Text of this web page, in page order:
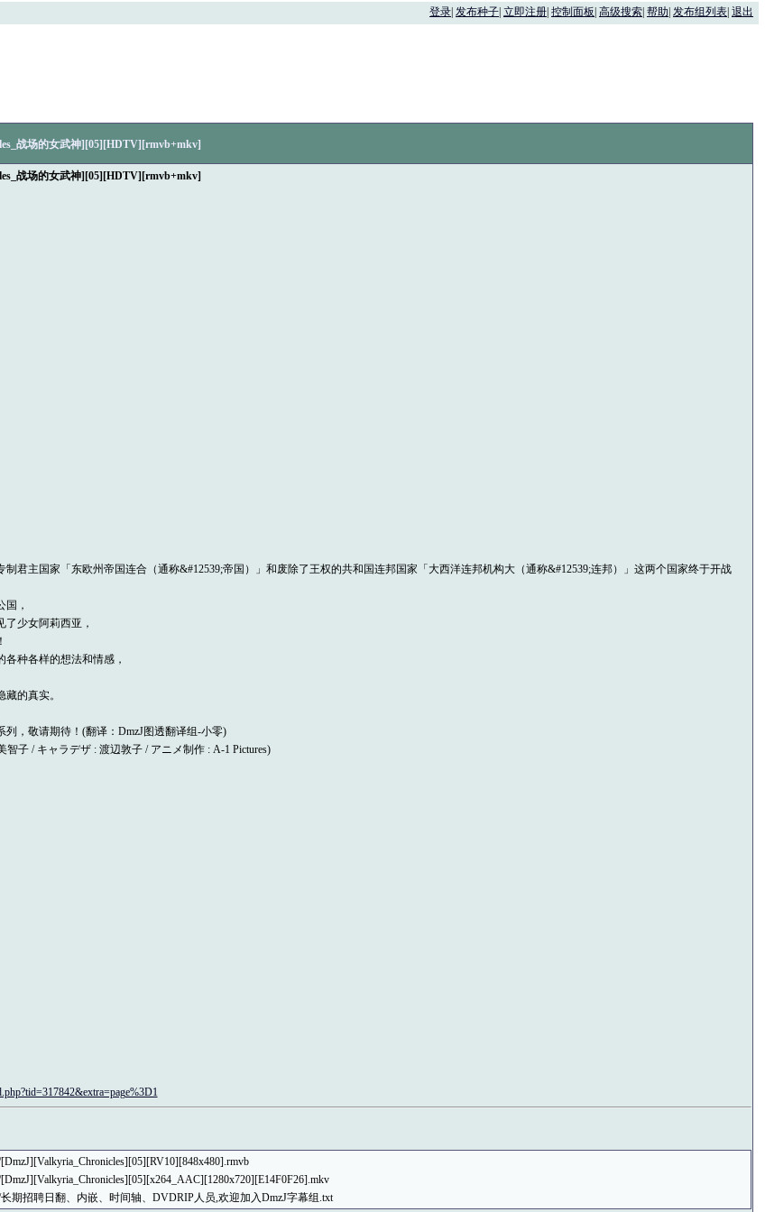
登录 发布种子 立即注册 控制面板 高级搜索 帮助 发布组列表 退出
战场的女武神][05][HDTV][rmvb+mkv]
战场的女武神][05][HDTV][rmvb+mkv]
制君主国家「东欧州帝国连合（通称&#12539;帝国）」和废除了王权的共和国连邦国家「大西洋连邦机构大（通称&#12539;连邦）」这两个国家终于开战
国，
少女阿莉西亚，
种各样的想法和情感，
的真实。
，敬请期待！(翻译：DmzJ图透翻译组-小零)
子 / キャラデザ : 渡辺敦子 / アニメ制作 : A-1 Pictures)
期招聘日翻、内嵌、时间轴、DVDRIP人员,欢迎加入DmzJ字幕组.txt